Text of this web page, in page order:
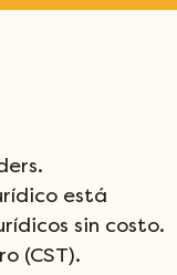
está
sin costo.
(CST).